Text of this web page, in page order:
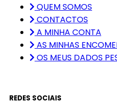
QUEM SOMOS
CONTACTOS
A MINHA CONTA
AS MINHAS
OS MEUS DADOS
REDES SOCIAIS